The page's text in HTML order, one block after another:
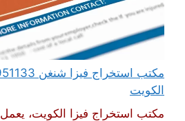
الكويت
مكتب استخراج فيزا الكويت،